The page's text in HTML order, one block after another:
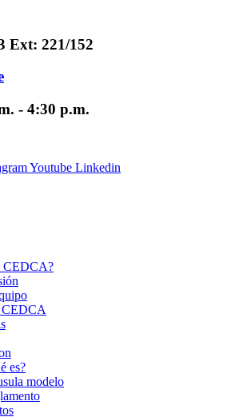
Ext: 221/152
- 4:30 p.m.
Youtube Linkedin
CEDCA?
es?
modelo